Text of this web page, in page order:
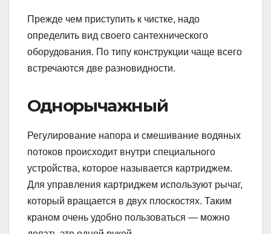
Прежде чем приступить к чистке, надо
определить вид своего сантехнического
оборудования. По типу конструкции чаще всего
встречаются две разновидности.
Однорычажный
Регулирование напора и смешивание водяных
потоков происходит внутри специального
устройства, которое называется картриджем.
Для управления картриджем используют рычаг,
который вращается в двух плоскостях. Таким
краном очень удобно пользоваться — можно